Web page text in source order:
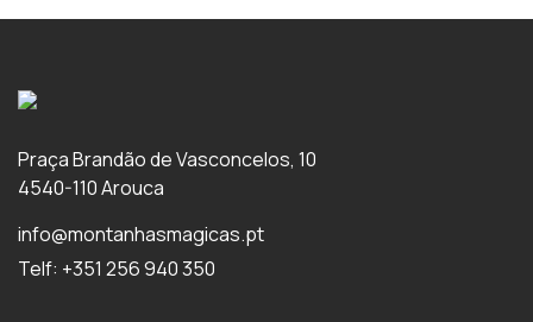
Praça Brandão de Vasconcelos, 10
4540-110 Arouca
info@montanhasmagicas.pt
Telf: +351 256 940 350